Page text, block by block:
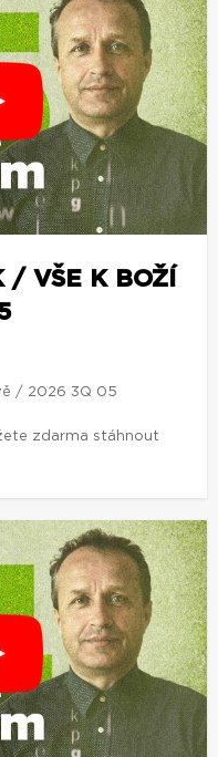
/ VŠE K BOŽÍ
/ 2026 3Q 05
zdarma stáhnout